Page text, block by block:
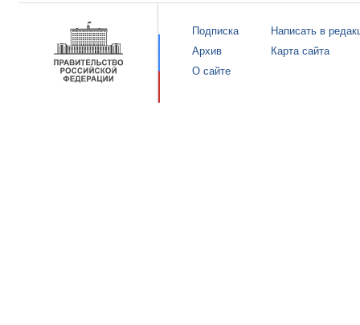
Подписка
Архив
О сайте
Написать в
Карта сайта